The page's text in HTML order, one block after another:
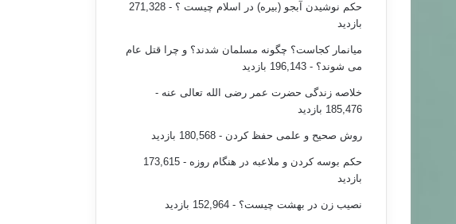
حکم نوشیدن آبجو (بیره) در اسلام چیست ؟
- 271,328
بازدید
میانمار کجاست؟ چگونه مسلمان شدند؟ و چرا قتل عام
می شوند؟ - 196,143 بازدید
خلاصه زندگی حضرت عمر رضی الله تعالی عنه -
185,476 بازدید
روش صحیح و علمی حفظ کردن - 180,568 بازدید
حکم بوسه کردن و ملاعبه در هنگام روزه
- 173,615
بازدید
نصیب زن در بهشت چیست؟ - 152,964 بازدید